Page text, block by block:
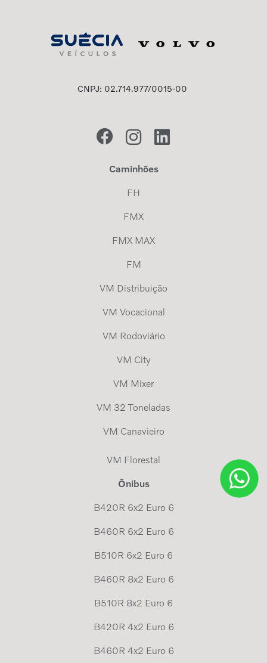
CNPJ: 02.714.977/0015-00
Caminhões
FH
FMX
FMX MAX
FM
VM Distribuição
VM Vocacional
VM Rodoviário
VM City
VM Mixer
VM 32 Toneladas
VM Canavieiro
VM Florestal
Ônibus
B420R 6x2 Euro 6
B460R 6x2 Euro 6
B510R 6x2 Euro 6
B460R 8x2 Euro 6
B510R 8x2 Euro 6
B420R 4x2 Euro 6
B460R 4x2 Euro 6